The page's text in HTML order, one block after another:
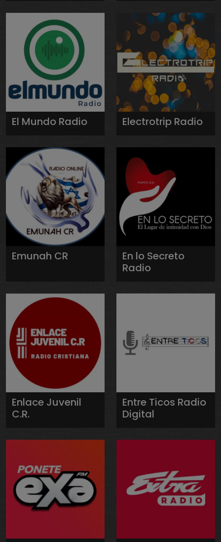
El Mundo Radio Electrotrip Radio
Emunah CR
En lo Secreto
Radio
Enlace Juvenil
C.R.
Entre Ticos Radio
Digital